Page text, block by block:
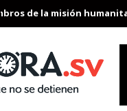
misión humanitaria